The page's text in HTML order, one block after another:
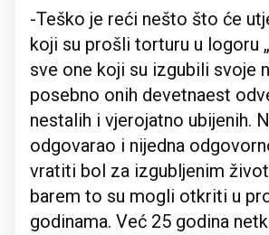
-Teško je reći nešto što će
koji su prošli torturu u logoru
sve one koji su izgubili svoje
posebno onih devetnaest
nestalih i vjerojatno ubijenih.
odgovarao i nijedna
vratiti bol za izgubljenim
barem to su mogli otkriti u
godinama. Već 25 godina